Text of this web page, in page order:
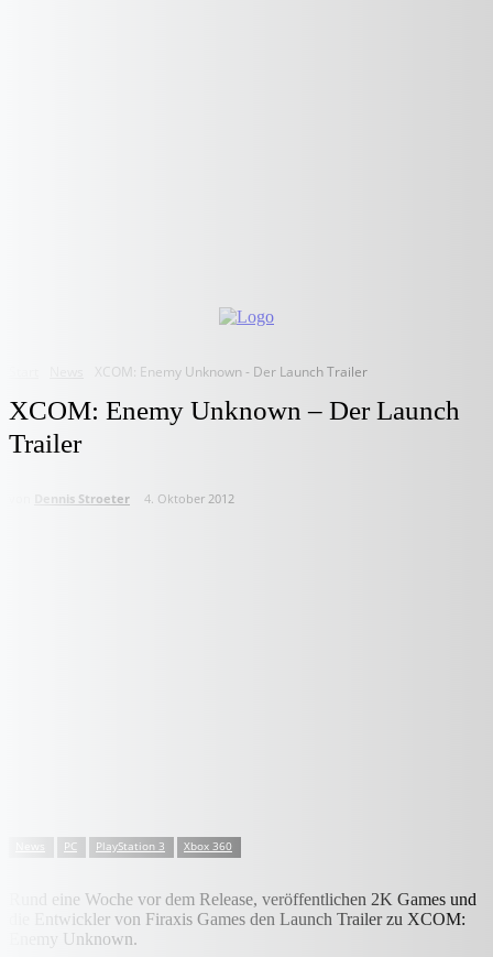
XCOM: Enemy Unknown - Der Launch Trailer
XCOM: Enemy Unknown – Der Launch
Trailer
Dennis Stroeter 4. Oktober 2012
PC PlayStation 3 Xbox 360
Rund eine Woche vor dem Release, veröffentlichen 2K Games und
die Entwickler von Firaxis Games den Launch Trailer zu XCOM:
Enemy Unknown.